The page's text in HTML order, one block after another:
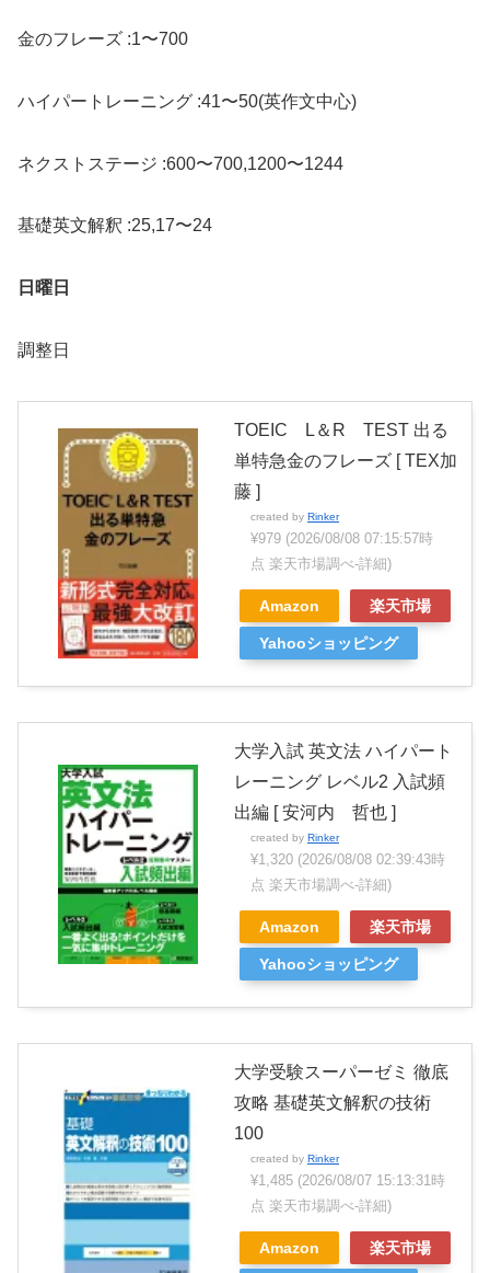
金のフレーズ :1〜700
ハイパートレーニング :41〜50(英作文中心)
ネクストステージ :600〜700,1200〜1244
基礎英文解釈 :25,17〜24
日曜日
調整日
TOEIC L＆R TEST 出る
単特急金のフレーズ [ TEX加
藤 ]
created by Rinker
¥979 (2026/08/08 07:15:57時
点 楽天市場調べ-詳細)
Amazon 楽天市場
Yahooショッピング
大学入試 英文法 ハイパート
レーニング レベル2 入試頻
出編 [ 安河内 哲也 ]
created by Rinker
¥1,320 (2026/08/08 02:39:43時
点 楽天市場調べ-詳細)
Amazon 楽天市場
Yahooショッピング
大学受験スーパーゼミ 徹底
攻略 基礎英文解釈の技術
100
created by Rinker
¥1,485 (2026/08/07 15:13:31時
点 楽天市場調べ-詳細)
Amazon 楽天市場